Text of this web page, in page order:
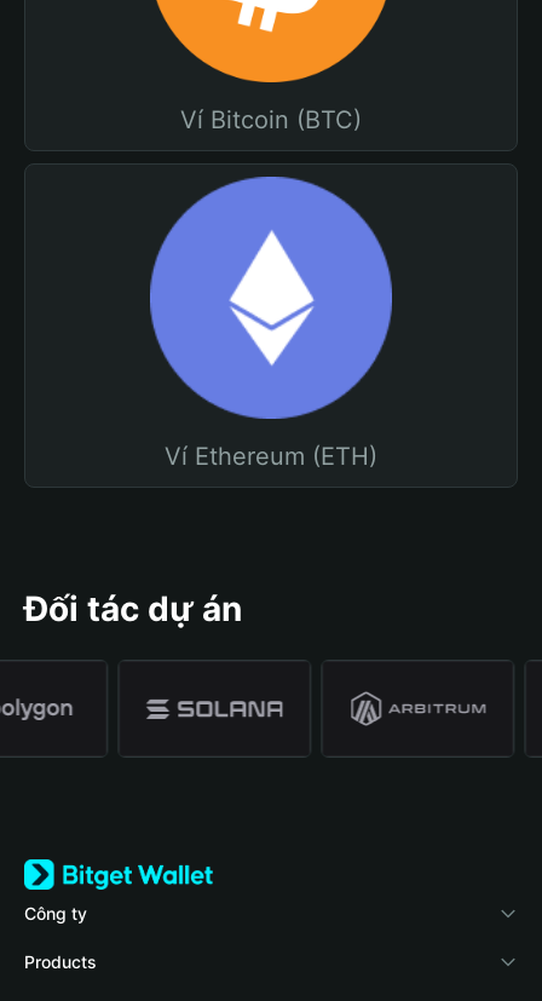
Ví Bitcoin (BTC)
Ví Ethereum (ETH)
Đối tác dự án
Công ty
Về Bitget Wallet
Products